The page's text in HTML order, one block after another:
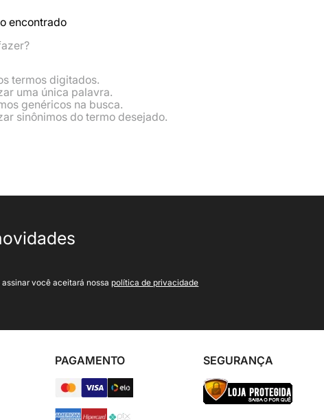
encontrado
termos digitados.
uma única palavra.
genéricos na busca.
sinônimos do termo desejado.
assinar você aceitará nossapolítica de privacidade
PAGAMENTO SEGURANÇA